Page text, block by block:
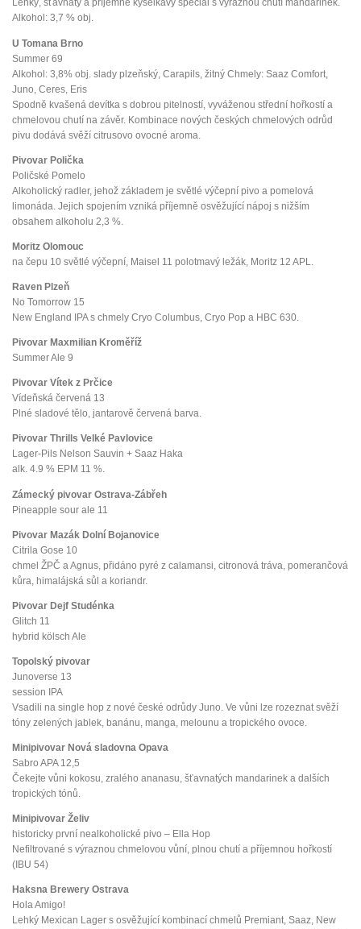
Lehký, šťavnatý a příjemně kyselkavý speciál s výraznou chutí mandarinek.
Alkohol: 3,7 % obj.
U Tomana Brno
Summer 69
Alkohol: 3,8% obj. slady plzeňský, Carapils, žitný Chmely: Saaz Comfort,
Juno, Ceres, Eris
Spodně kvašená devítka s dobrou pitelností, vyváženou střední hořkostí a
chmelovou chutí na závěr. Kombinace nových českých chmelových odrůd
pivu dodává svěží citrusovo ovocné aroma.
Pivovar Polička
Poličské Pomelo
Alkoholický radler, jehož základem je světlé výčepní pivo a pomelová
limonáda. Jejich spojením vzniká příjemně osvěžující nápoj s nižším
obsahem alkoholu 2,3 %.
Moritz Olomouc
na čepu 10 světlé výčepní, Maisel 11 polotmavý ležák, Moritz 12 APL.
Raven Plzeň
No Tomorrow 15
New England IPA s chmely Cryo Columbus, Cryo Pop a HBC 630.
Pivovar Maxmilian Kroměříž
Summer Ale 9
Pivovar Vítek z Prčice
Vídeňská červená 13
Plné sladové tělo, jantarově červená barva.
Pivovar Thrills Velké Pavlovice
Lager-Pils Nelson Sauvin + Saaz Haka
alk. 4.9 % EPM 11 %.
Zámecký pivovar Ostrava-Zábřeh
Pineapple sour ale 11
Pivovar Mazák Dolní Bojanovice
Citrila Gose 10
chmel ŽPČ a Agnus, přidáno pyré z calamansi, citronová tráva, pomerančová
kůra, himalájská sůl a koriandr.
Pivovar Dejf Studénka
Glitch 11
hybrid kölsch Ale
Topolský pivovar
Junoverse 13
session IPA
Vsadili na single hop z nové české odrůdy Juno. Ve vůni lze rozeznat svěží
tóny zelených jablek, banánu, manga, melounu a tropického ovoce.
Minipivovar Nová sladovna Opava
Sabro APA 12,5
Čekejte vůni kokosu, zralého ananasu, šťavnatých mandarinek a dalších
tropických tónů.
Minipivovar Želiv
historicky první nealkoholické pivo – Ella Hop
Nefiltrované s výraznou chmelovou vůní, plnou chutí a příjemnou hořkostí
(IBU 54)
Haksna Brewery Ostrava
Hola Amigo!
Lehký Mexican Lager s osvěžující kombinací chmelů Premiant, Saaz, New